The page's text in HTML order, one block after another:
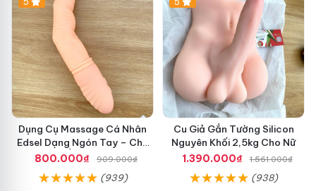
Dụng Cụ Massage Cá Nhân
Edsel Dạng Ngón Tay – Chế
Độ Rung & Ấm Nhiệt Cao Cấp
800.000₫ 909.000₫
(939)
Cu Giả Gắn Tường Silicon
Nguyên Khối 2,5kg Cho Nữ
1.390.000₫
1.561.000₫
(938)